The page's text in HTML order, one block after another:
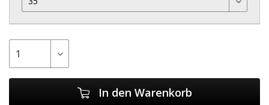
In den Warenkorb